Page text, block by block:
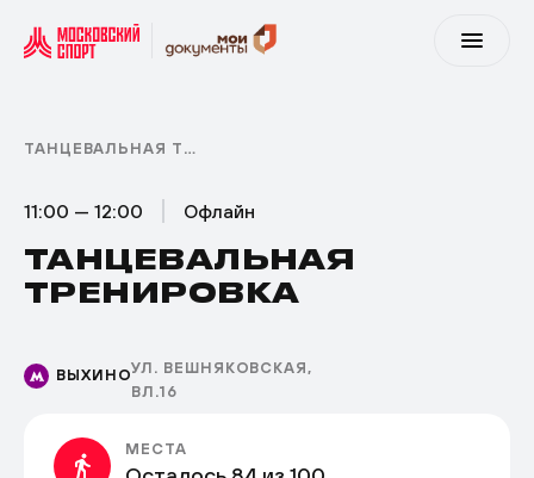
ТАНЦЕВАЛЬНАЯ ТРЕНИРОВКА
11:00 — 12:00 Офлайн
ТАНЦЕВАЛЬНАЯ
ТРЕНИРОВКА
ВЫХИНОУЛ. ВЕШНЯКОВСКАЯ,
ВЛ.16
МЕСТА